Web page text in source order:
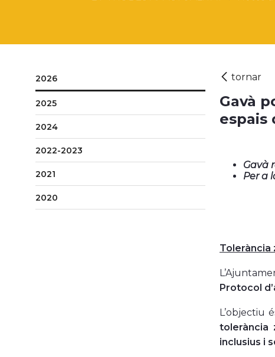
2026
2025
2024
2022-2023
2021
2020
Gavà
espais
Gavà
Per a
Tolerància
Protocol
L’objectiu
tolerància
inclusius i